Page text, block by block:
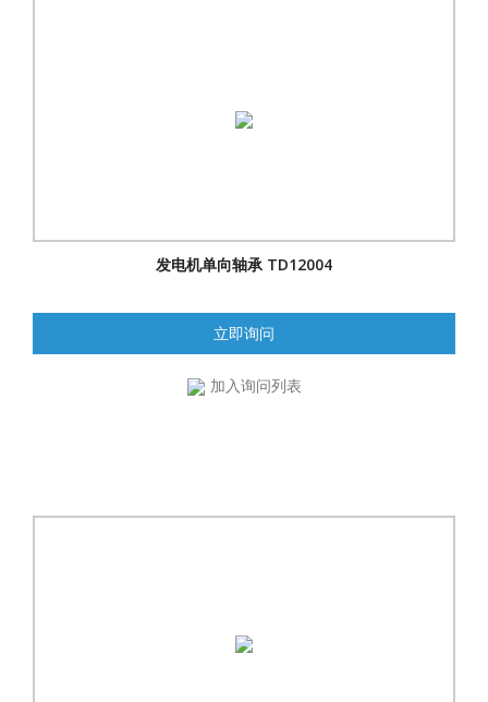
发电机单向轴承 TD12004
立即询问
加入询问列表